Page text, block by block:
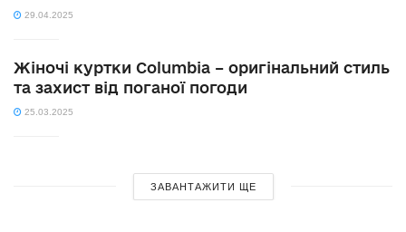
29.04.2025
Жіночі куртки Columbia – оригінальний стиль
та захист від поганої погоди
25.03.2025
ЗАВАНТАЖИТИ ЩЕ